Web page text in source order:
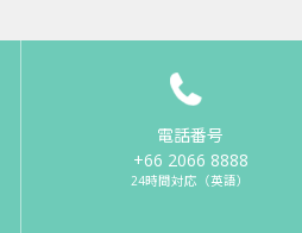
電話番号
+66 2066 8888
24時間対応（英語）